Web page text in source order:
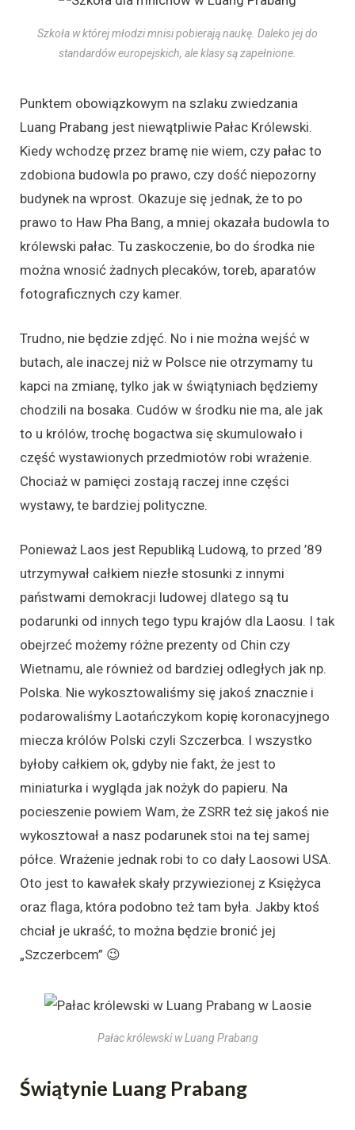
Szkoła w której młodzi mnisi pobierają naukę. Daleko jej do
standardów europejskich, ale klasy są zapełnione.
Punktem obowiązkowym na szlaku zwiedzania
Luang Prabang jest niewątpliwie Pałac Królewski.
Kiedy wchodzę przez bramę nie wiem, czy pałac to
zdobiona budowla po prawo, czy dość niepozorny
budynek na wprost. Okazuje się jednak, że to po
prawo to Haw Pha Bang, a mniej okazała budowla to
królewski pałac. Tu zaskoczenie, bo do środka nie
można wnosić żadnych plecaków, toreb, aparatów
fotograficznych czy kamer.
Trudno, nie będzie zdjęć. No i nie można wejść w
butach, ale inaczej niż w Polsce nie otrzymamy tu
kapci na zmianę, tylko jak w świątyniach będziemy
chodzili na bosaka. Cudów w środku nie ma, ale jak
to u królów, trochę bogactwa się skumulowało i
część wystawionych przedmiotów robi wrażenie.
Chociaż w pamięci zostają raczej inne części
wystawy, te bardziej polityczne.
Ponieważ Laos jest Republiką Ludową, to przed ’89
utrzymywał całkiem niezłe stosunki z innymi
państwami demokracji ludowej dlatego są tu
podarunki od innych tego typu krajów dla Laosu. I tak
obejrzeć możemy różne prezenty od Chin czy
Wietnamu, ale również od bardziej odległych jak np.
Polska. Nie wykosztowaliśmy się jakoś znacznie i
podarowaliśmy Laotańczykom kopię koronacyjnego
miecza królów Polski czyli Szczerbca. I wszystko
byłoby całkiem ok, gdyby nie fakt, że jest to
miniaturka i wygląda jak nożyk do papieru. Na
pocieszenie powiem Wam, że ZSRR też się jakoś nie
wykosztował a nasz podarunek stoi na tej samej
półce. Wrażenie jednak robi to co dały Laosowi USA.
Oto jest to kawałek skały przywiezionej z Księżyca
oraz flaga, która podobno też tam była. Jakby ktoś
chciał je ukraść, to można będzie bronić jej
„Szczerbcem” 😉
Pałac królewski w Luang Prabang
Świątynie Luang Prabang